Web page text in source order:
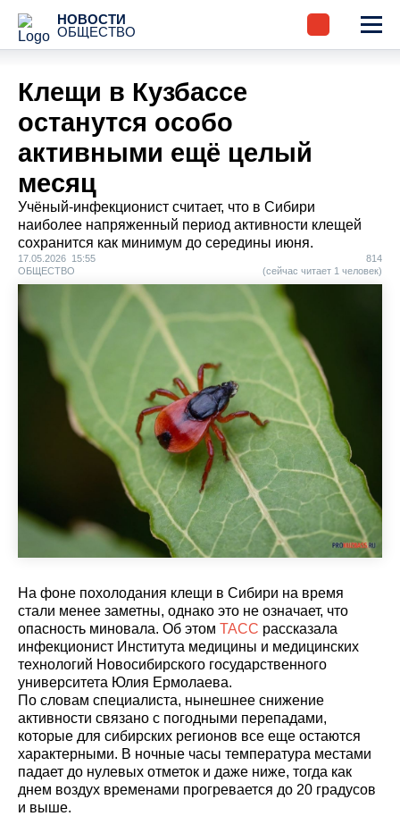
НОВОСТИ
ОБЩЕСТВО
Клещи в Кузбассе
останутся особо
активными ещё целый
месяц
Учёный-инфекционист считает, что в Сибири
наиболее напряженный период активности клещей
сохранится как минимум до середины июня.
17.05.2026 15:55
ОБЩЕСТВО
814
(сейчас читает 1 человек)
На фоне похолодания клещи в Сибири на время
стали менее заметны, однако это не означает, что
опасность миновала. Об этом ТАСС рассказала
инфекционист Института медицины и медицинских
технологий Новосибирского государственного
университета Юлия Ермолаева.
По словам специалиста, нынешнее снижение
активности связано с погодными перепадами,
которые для сибирских регионов все еще остаются
характерными. В ночные часы температура местами
падает до нулевых отметок и даже ниже, тогда как
днем воздух временами прогревается до 20 градусов
и выше.